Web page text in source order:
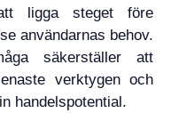
ligga steget före
användarnas behov.
säkerställer att
verktygen och
handelspotential.